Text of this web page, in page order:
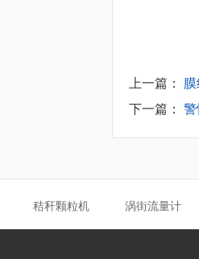
上一篇：
下一篇：
秸秆颗粒机 涡街流量计